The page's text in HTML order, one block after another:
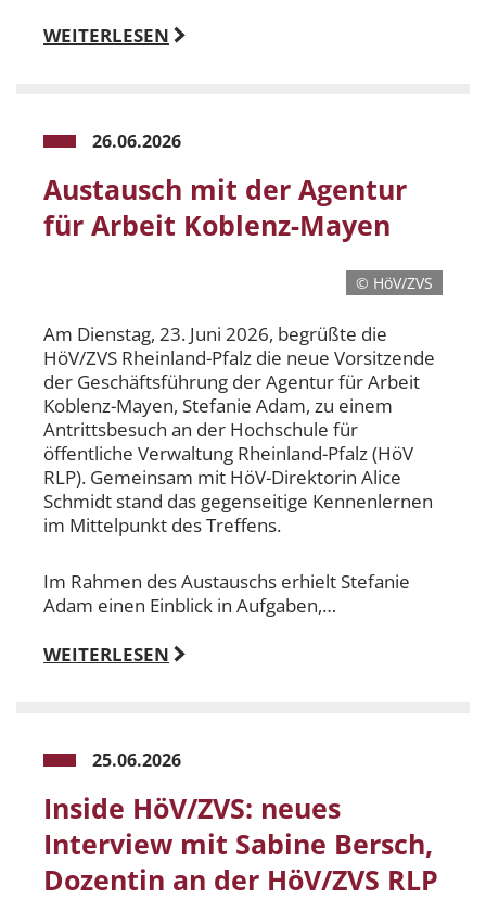
WEITERLESEN
26.06.2026
Austausch mit der Agentur
für Arbeit Koblenz-Mayen
© HöV/ZVS
Am Dienstag, 23. Juni 2026, begrüßte die
HöV/ZVS Rheinland-Pfalz die neue Vorsitzende
der Geschäftsführung der Agentur für Arbeit
Koblenz-Mayen, Stefanie Adam, zu einem
Antrittsbesuch an der Hochschule für
öffentliche Verwaltung Rheinland-Pfalz (HöV
RLP). Gemeinsam mit HöV-Direktorin Alice
Schmidt stand das gegenseitige Kennenlernen
im Mittelpunkt des Treffens.
Im Rahmen des Austauschs erhielt Stefanie
Adam einen Einblick in Aufgaben,…
WEITERLESEN
25.06.2026
Inside HöV/ZVS: neues
Interview mit Sabine Bersch,
Dozentin an der HöV/ZVS RLP